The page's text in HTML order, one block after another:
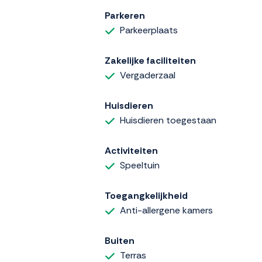
Parkeren
Parkeerplaats
Zakelijke faciliteiten
Vergaderzaal
Huisdieren
Huisdieren toegestaan
Activiteiten
Speeltuin
Toegangkelijkheid
Anti-allergene kamers
Buiten
Terras